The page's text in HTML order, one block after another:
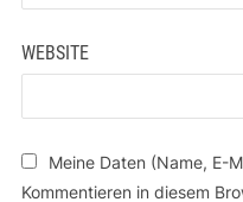
WEBSITE
Meine Daten (Name, E-
Kommentieren in diesem